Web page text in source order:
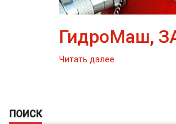
ГидроМаш,
Читать далее
ПОИСК